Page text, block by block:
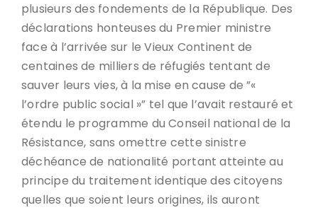
plusieurs des fondements de la République. Des
déclarations honteuses du Premier ministre
face à l’arrivée sur le Vieux Continent de
centaines de milliers de réfugiés tentant de
sauver leurs vies, à la mise en cause de ”«
l’ordre public social »” tel que l’avait restauré et
étendu le programme du Conseil national de la
Résistance, sans omettre cette sinistre
déchéance de nationalité portant atteinte au
principe du traitement identique des citoyens
quelles que soient leurs origines, ils auront